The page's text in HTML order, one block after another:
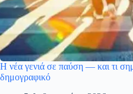
Η νέα γενιά σε παύση — και τι
δημογραφικό